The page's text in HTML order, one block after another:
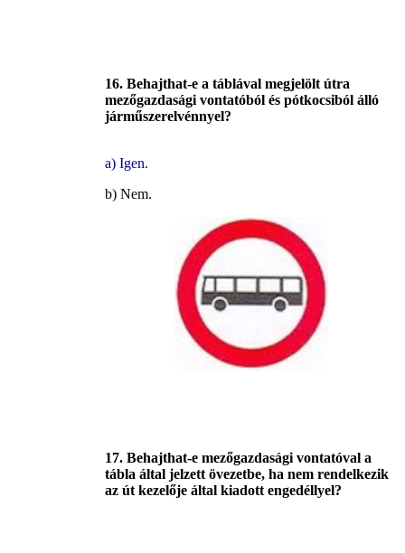
16. Behajthat-e a táblával megjelölt útra
mezőgazdasági vontatóból és pótkocsiból álló
járműszerelvénnyel?
a) Igen.
b) Nem.
17. Behajthat-e mezőgazdasági vontatóval a
tábla által jelzett övezetbe, ha nem rendelkezik
az út kezelője által kiadott engedéllyel?